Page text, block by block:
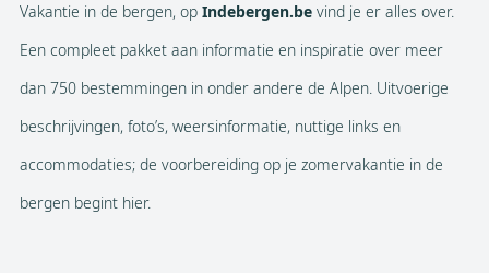
Vakantie in de bergen, op Indebergen.be vind je er alles over.
Een compleet pakket aan informatie en inspiratie over meer
dan 750 bestemmingen in onder andere de Alpen. Uitvoerige
beschrijvingen, foto’s, weersinformatie, nuttige links en
accommodaties; de voorbereiding op je zomervakantie in de
bergen begint hier.